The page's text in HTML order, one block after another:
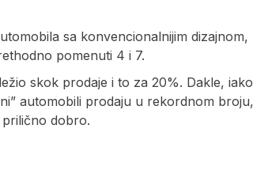
sa konvencionalnijim dizajnom,
pomenuti 4 i 7.
skok prodaje i to za 20%. Dakle,
automobili prodaju u rekordnom
dobro.